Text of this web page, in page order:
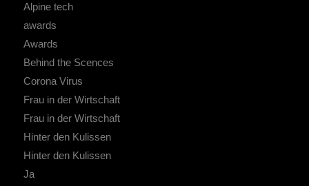
Alpine tech
awards
Awards
Behind the Scences
Corona Virus
Frau in der Wirtschaft
Frau in der Wirtschaft
Hinter den Kulissen
Hinter den Kulissen
Ja